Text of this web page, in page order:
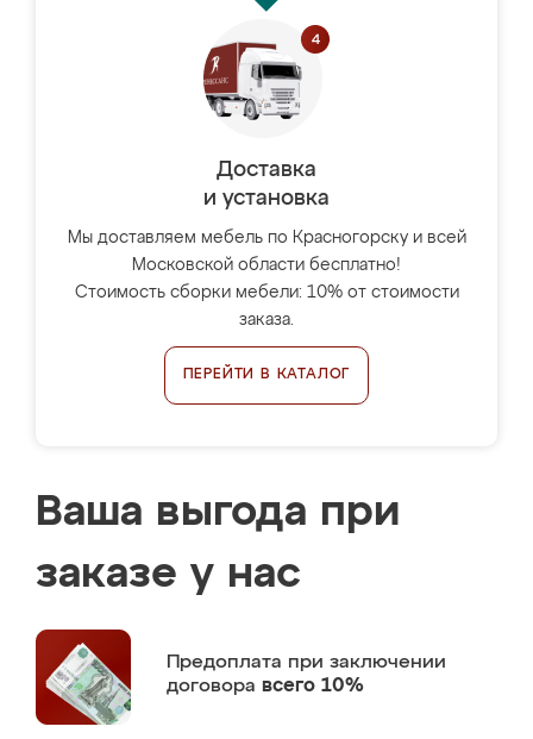
Доставка
и установка
Мы доставляем мебель по Красногорску и всей
Московской области бесплатно!
Стоимость сборки мебели: 10% от стоимости
заказа.
ПЕРЕЙТИ В КАТАЛОГ
Ваша выгода при
заказе у нас
Предоплата при заключении
договора всего 10%